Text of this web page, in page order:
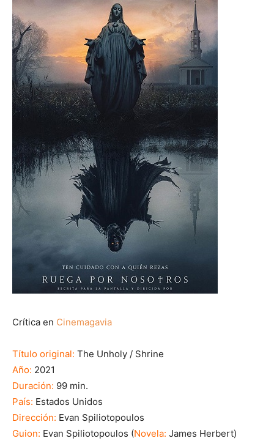
Crítica en Cinemagavia
Título original: The Unholy / Shrine
Año: 2021
Duración: 99 min.
País: Estados Unidos
Dirección: Evan Spiliotopoulos
Guion: Evan Spiliotopoulos (Novela: James Herbert)